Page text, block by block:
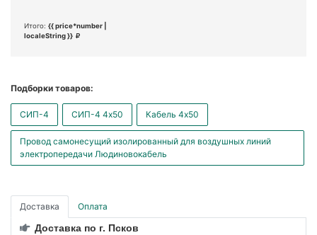
Итого: {{ price*number |
localeString }}
Подборки товаров:
СИП-4 СИП-4 4x50 Кабель 4x50
Провод самонесущий изолированный для воздушных линий
электропередачи Людиновокабель
Доставка Оплата
Доставка по г. Псков